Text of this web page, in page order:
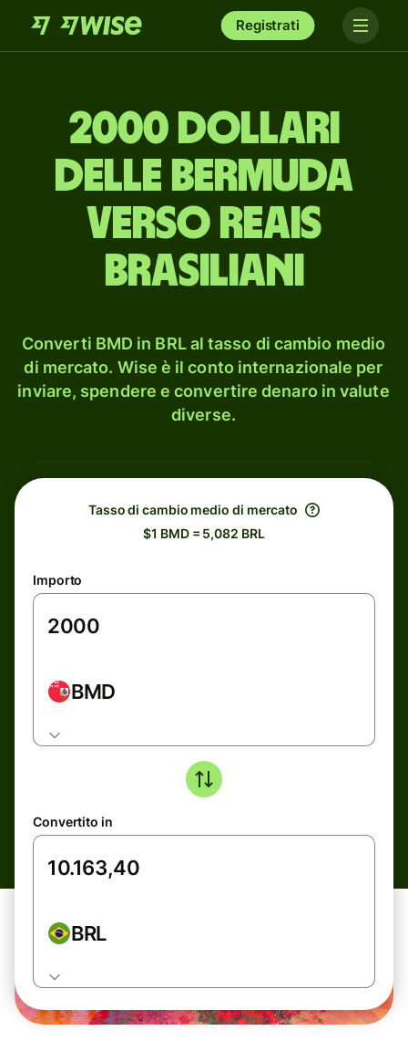
Registrati
2000 dollari
delle Bermuda
verso reais
brasiliani
Converti BMD in BRL al tasso di cambio medio
di mercato. Wise è il conto internazionale per
inviare, spendere e convertire denaro in valute
diverse.
Tasso di cambio medio di mercato
$1 BMD = 5,082 BRL
Importo
BMD
Convertito in
BRL